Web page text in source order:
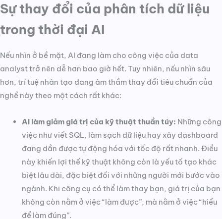
Sự thay đổi của phân tích dữ liệu
trong thời đại AI
Nếu nhìn ở bề mặt, AI đang làm cho công việc của data
analyst trở nên dễ hơn bao giờ hết. Tuy nhiên, nếu nhìn sâu
hơn, trí tuệ nhân tạo đang âm thầm thay đổi tiêu chuẩn của
nghề này theo một cách rất khác:
AI làm giảm giá trị của kỹ thuật thuần túy: Những công
việc như viết SQL, làm sạch dữ liệu hay xây dashboard
đang dần được tự động hóa với tốc độ rất nhanh. Điều
này khiến lợi thế kỹ thuật không còn là yếu tố tạo khác
biệt lâu dài, đặc biệt đối với những người mới bước vào
ngành. Khi công cụ có thể làm thay bạn, giá trị của bạn
không còn nằm ở việc “làm được”, mà nằm ở việc “hiểu
để làm đúng”.